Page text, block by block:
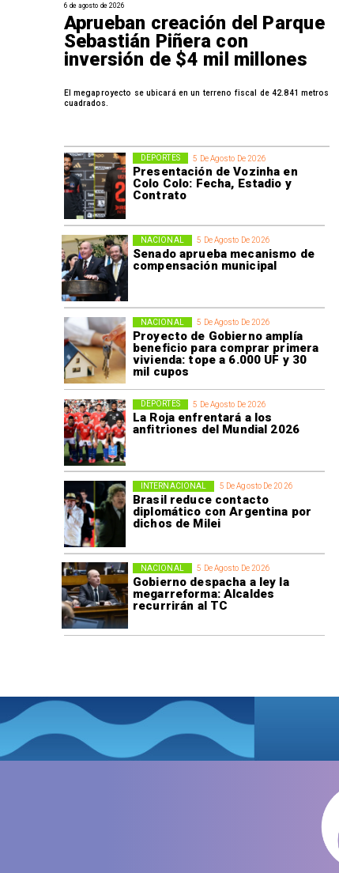
5 De Agosto De 2026
Presentación de Vozinha en
Colo Colo: Fecha, Estadio y
Contrato
DEPORTES
5 De Agosto De 2026
Senado aprueba mecanismo de
compensación municipal
NACIONAL
5 De Agosto De 2026
Proyecto de Gobierno amplía
beneficio para comprar primera
vivienda: tope a 6.000 UF y 30
mil cupos
NACIONAL
5 De Agosto De 2026
La Roja enfrentará a los
anfitriones del Mundial 2026
DEPORTES
5 De Agosto De 2026
Brasil reduce contacto
diplomático con Argentina por
dichos de Milei
INTERNACIONAL
5 De Agosto De 2026
Gobierno despacha a ley la
megarreforma: Alcaldes
recurrirán al TC
NACIONAL
6 de agosto de 2026
Aprueban creación del Parque
Sebastián Piñera con
inversión de $4 mil millones
El megaproyecto se ubicará en un terreno fiscal de 42.841 metros
cuadrados.